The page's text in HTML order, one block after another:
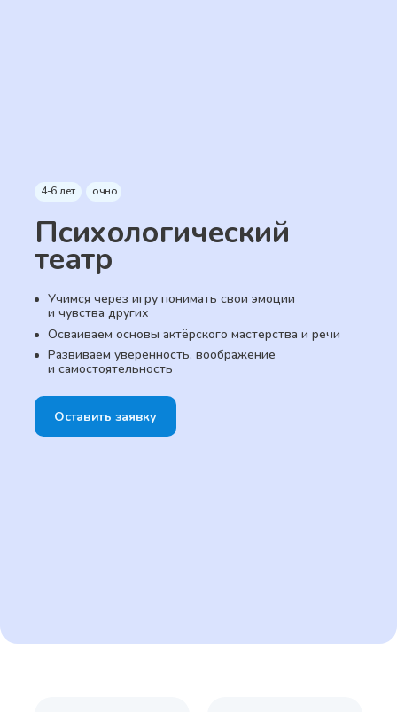
Психологический
театр
Оставить заявку
4-6 лет очно
Учимся через игру понимать свои эмоции
и чувства других
Осваиваем основы актёрского мастерства и речи
Развиваем уверенность, воображение
и самостоятельность